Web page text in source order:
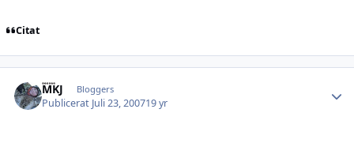
Citat
MKJ Bloggers
Publicerat Juli 23, 200719 yr